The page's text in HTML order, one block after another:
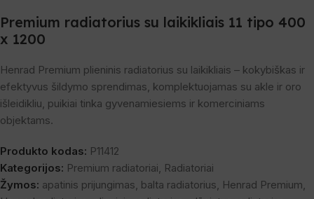
Premium radiatorius su laikikliais 11 tipo 400
x 1200
Henrad Premium plieninis radiatorius su laikikliais – kokybiškas ir
efektyvus šildymo sprendimas, komplektuojamas su akle ir oro
išleidikliu, puikiai tinka gyvenamiesiems ir komerciniams
objektams.
Produkto kodas: P11412
Kategorijos: Premium radiatoriai Radiatoriai
Žymos: apatinis prijungimas balta radiatorius Henrad Premium